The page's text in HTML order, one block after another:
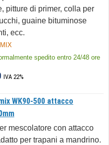
pitture di primer, colla per
guaine bituminose
ecc.
spedito entro 24/48 ore
IVA 22%
WK90-500 attacco
mescolatore con attacco
per trapani a mandrino.